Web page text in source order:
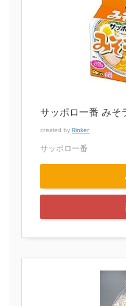
サッポロ一番 みそ
created by Rinker
サッポロ一番